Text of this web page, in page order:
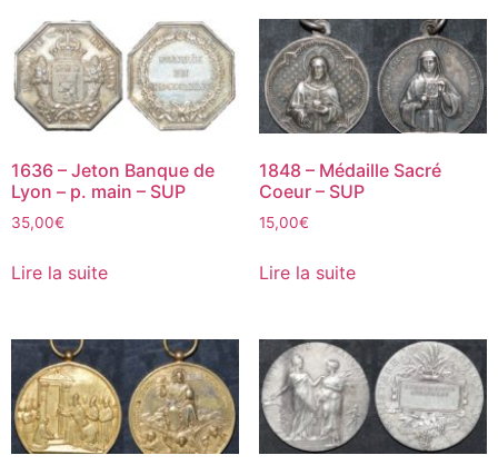
1636 – Jeton Banque de
Lyon – p. main – SUP
35,00€
Lire la suite
1848 – Médaille Sacré
Coeur – SUP
15,00€
Lire la suite